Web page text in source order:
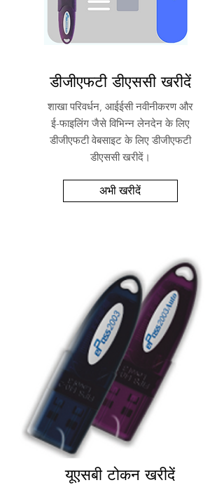
डीजीएफटी डीएससी खरीदें
शाखा परिवर्धन, आईईसी नवीनीकरण और
ई-फाइलिंग जैसे विभिन्न लेनदेन के लिए
डीजीएफटी वेबसाइट के लिए डीजीएफटी
डीएससी खरीदें।
अभी खरीदें
यूएसबी टोकन खरीदें